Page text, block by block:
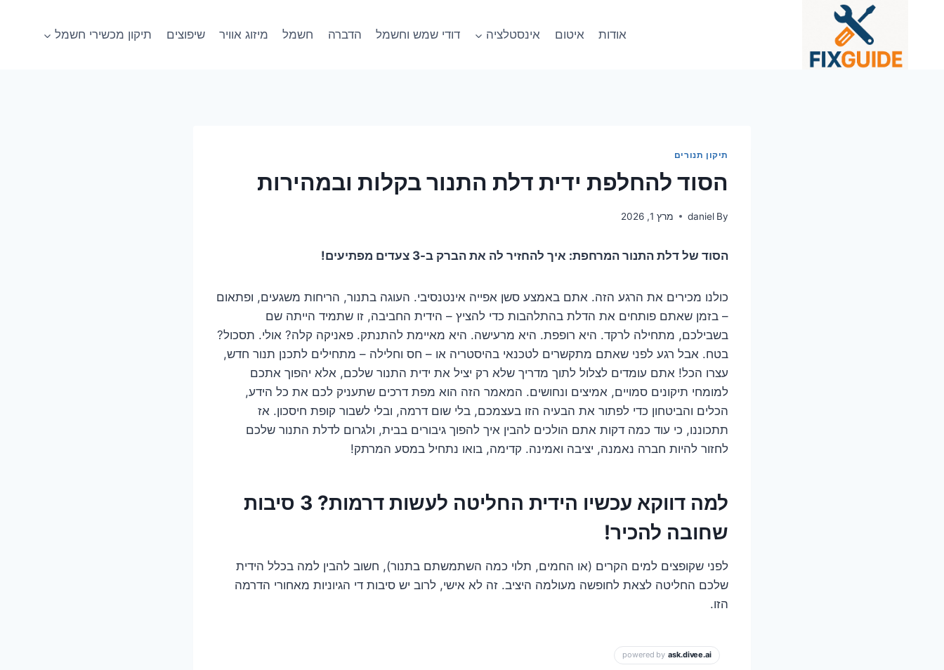
אודות איטום אינסטלציה דודי שמש וחשמל הדברה חשמל מיזוג אוויר שיפוצים תיקון מכשירי חשמל
תיקון תנורים
הסוד להחלפת ידית דלת התנור בקלות ובמהירות
By
daniel מרץ 1, 2026
הסוד של דלת התנור המרחפת: איך להחזיר לה את הברק ב-3 צעדים מפתיעים!
כולנו מכירים את הרגע הזה. אתם באמצע סשן אפייה אינטנסיבי. העוגה בתנור, הריחות משגעים, ופתאום
– בזמן שאתם פותחים את הדלת בהתלהבות כדי להציץ – הידית החביבה, זו שתמיד הייתה שם
בשבילכם, מתחילה לרקד. היא רופפת. היא מרעישה. היא מאיימת להתנתק. פאניקה קלה? אולי. תסכול?
בטח. אבל רגע לפני שאתם מתקשרים לטכנאי בהיסטריה או – חס וחלילה – מתחילים לתכנן תנור חדש,
עצרו הכל! אתם עומדים לצלול לתוך מדריך שלא רק יציל את ידית התנור שלכם, אלא יהפוך אתכם
למומחי תיקונים סמויים, אמיצים ונחושים. המאמר הזה הוא מפת דרכים שתעניק לכם את כל הידע,
הכלים והביטחון כדי לפתור את הבעיה הזו בעצמכם, בלי שום דרמה, ובלי לשבור קופת חיסכון. אז
תתכוננו, כי עוד כמה דקות אתם הולכים להבין איך להפוך גיבורים בבית, ולגרום לדלת התנור שלכם
לחזור להיות חברה נאמנה, יציבה ואמינה. קדימה, בואו נתחיל במסע המרתק!
למה דווקא עכשיו הידית החליטה לעשות דרמות? 3 סיבות
שחובה להכיר!
לפני שקופצים למים הקרים (או החמים, תלוי כמה השתמשתם בתנור), חשוב להבין למה בכלל הידית
שלכם החליטה לצאת לחופשה מעולמה היציב. זה לא אישי, לרוב יש סיבות די הגיוניות מאחורי הדרמה
הזו.